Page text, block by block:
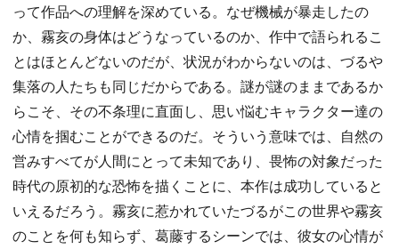
って作品への理解を深めている。なぜ機械が暴走したの
か、霧亥の身体はどうなっているのか、作中で語られるこ
とはほとんどないのだが、状況がわからないのは、づるや
集落の人たちも同じだからである。謎が謎のままであるか
らこそ、その不条理に直面し、思い悩むキャラクター達の
心情を掴むことができるのだ。そういう意味では、自然の
営みすべてが人間にとって未知であり、畏怖の対象だった
時代の原初的な恐怖を描くことに、本作は成功していると
いえるだろう。霧亥に惹かれていたづるがこの世界や霧亥
のことを何も知らず、葛藤するシーンでは、彼女の心情が